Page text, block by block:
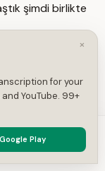
şimdi birlikte
da sana
E ben Bu proje
aldım seninle
Vallah ben
×
for your
YouTube. 99+
Google Play